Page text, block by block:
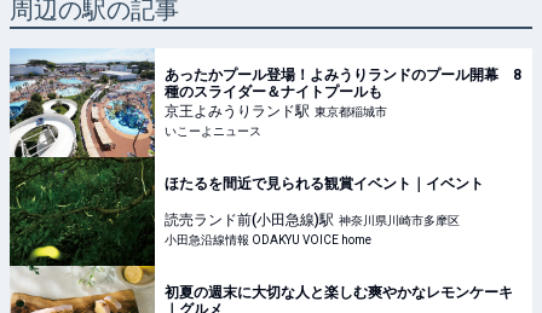
周辺の駅の記事
あったかプール登場！よみうりランドのプール開幕 8
種のスライダー＆ナイトプールも
京王よみうりランド駅 東京都稲城市
いこーよニュース
ほたるを間近で見られる観賞イベント｜イベント
読売ランド前(小田急線)駅 神奈川県川崎市多摩区
小田急沿線情報 ODAKYU VOICE home
初夏の週末に大切な人と楽しむ爽やかなレモンケーキ
｜グルメ